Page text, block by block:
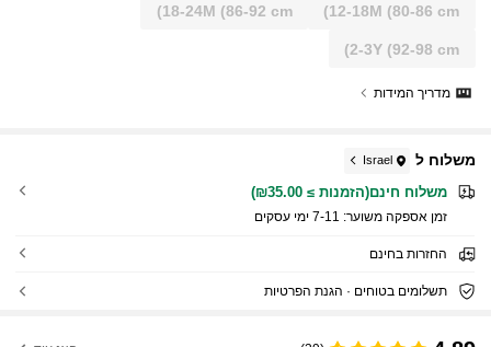
12-18M (80-86 cm)
18-24M (86-92 cm)
2-3Y (92-98 cm)
מדריך המידות
משלוח ל Israel
משלוח חינם(הזמנות ≥ ₪35.00)
זמן אספקה ​​משוער: 7-11 ימי עסקים
החזרות בחינם
תשלומים בטוחים · הגנת הפרטיות